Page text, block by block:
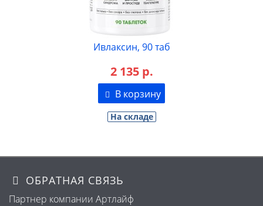
Ивлаксин, 90 таб
2 135 р.
В корзину
На складе
ОБРАТНАЯ СВЯЗЬ
Партнер компании Артлайф